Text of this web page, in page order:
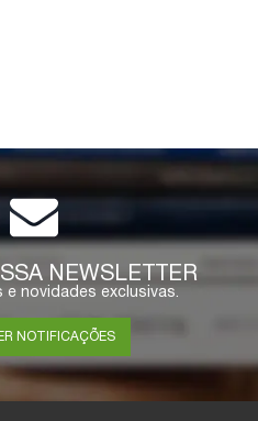
NEWSLETTER
e novidades exclusivas.
NOTIFICAÇÕES